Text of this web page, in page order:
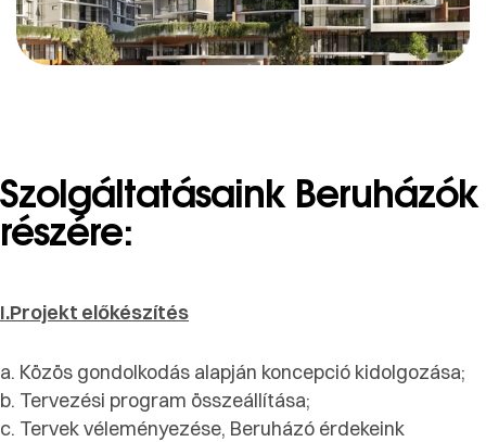
Szolgáltatásaink Beruházók
részére:
I.Projekt előkészítés
a. Közös gondolkodás alapján koncepció kidolgozása;
b. Tervezési program összeállítása;
c. Tervek véleményezése, Beruházó érdekeink